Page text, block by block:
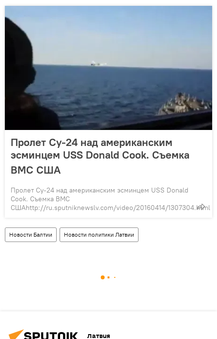
Пролет Су-24 над американским
эсминцем USS Donald Cook. Съемка
ВМС США
Пролет Су-24 над американским эсминцем USS Donald
Cook. Съемка ВМС
СШАhttp://ru.sputniknewslv.com/video/20160414/1307304.html
Новости Балтии Новости политики Латвии
Латвия